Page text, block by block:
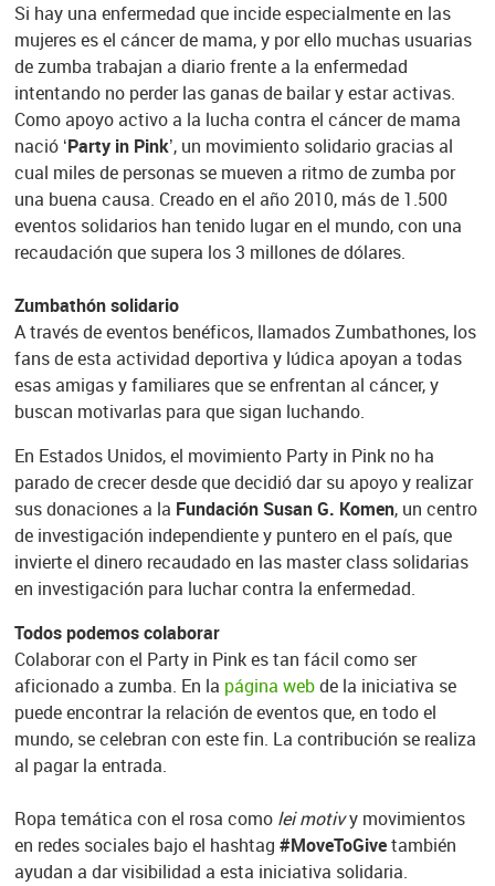
Si hay una enfermedad que incide especialmente en las
mujeres es el cáncer de mama, y por ello muchas usuarias
de zumba trabajan a diario frente a la enfermedad
intentando no perder las ganas de bailar y estar activas.
Como apoyo activo a la lucha contra el cáncer de mama
nació‘Party in Pink’, un movimiento solidario gracias al
cual miles de personas se mueven a ritmo de zumba por
una buena causa. Creado en el año 2010, más de 1.500
eventos solidarios han tenido lugar en el mundo, con una
recaudación que supera los 3 millones de dólares.
Zumbathón solidario
A través de eventos benéficos, llamados Zumbathones, los
fans de esta actividad deportiva y lúdica apoyan a todas
esas amigas y familiares que se enfrentan al cáncer, y
buscan motivarlas para que sigan luchando.
En Estados Unidos, el movimiento Party in Pink no ha
parado de crecer desde que decidió dar su apoyo y realizar
sus donaciones a la Fundación Susan G. Komen, un centro
de investigación independiente y puntero en el país, que
invierte el dinero recaudado en las master class solidarias
en investigación para luchar contra la enfermedad.
Todos podemos colaborar
Colaborar con el Party in Pink es tan fácil como ser
aficionado a zumba. En la página webde la iniciativa se
puede encontrar la relación de eventos que, en todo el
mundo, se celebran con este fin. La contribución se realiza
al pagar la entrada.
Ropa temática con el rosa como lei motivy movimientos
en redes sociales bajo el hashtag #MoveToGivetambién
ayudan a dar visibilidad a esta iniciativa solidaria.